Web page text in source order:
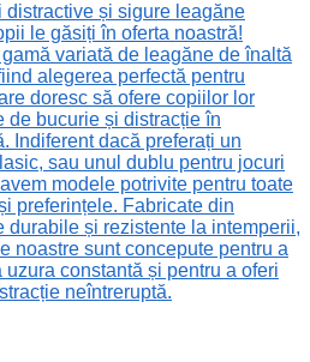
distractive și sigure leagăne
le găsiți în oferta noastră!
variată de leagăne de înaltă
alegerea perfectă pentru
doresc să ofere copiilor lor
de bucurie și distracție în
Indiferent dacă preferați un
sau unul dublu pentru jocuri
modele potrivite pentru toate
preferințele. Fabricate din
durabile și rezistente la intemperii,
noastre sunt concepute pentru a
uzura constantă și pentru a oferi
neîntreruptă.